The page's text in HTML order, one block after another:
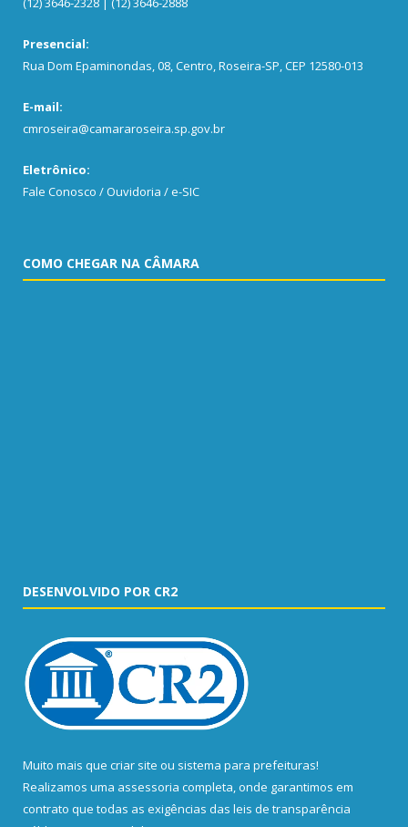
Presencial:
Rua Dom Epaminondas, 08, Centro, Roseira-SP, CEP 12580-013
E-mail:
cmroseira@camararoseira.sp.gov.br
Eletrônico:
Fale Conosco / Ouvidoria / e-SIC
COMO CHEGAR NA CÂMARA
DESENVOLVIDO POR CR2
Muito mais que criar site ou sistema para prefeituras!
Realizamos uma assessoria completa, onde garantimos em
contrato que todas as exigências das leis de transparência